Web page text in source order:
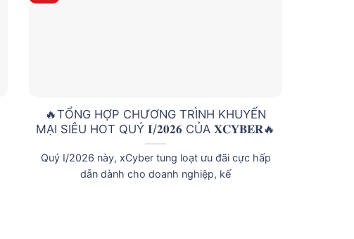
🔥TỔNG HỢP CHƯƠNG TRÌNH KHUYẾN
MẠI SIÊU HOT QUÝ 𝐈/𝟐𝟎𝟐𝟔 CỦA 𝐗𝐂𝐘𝐁𝐄𝐑🔥
Quý I/2026 này, xCyber tung loạt ưu đãi cực hấp
dẫn dành cho doanh nghiệp, kế